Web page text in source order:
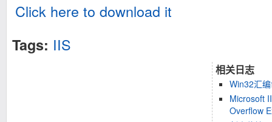
Click here to download it
Tags: IIS
相关日志
Win32汇
Microsoft
Overflow